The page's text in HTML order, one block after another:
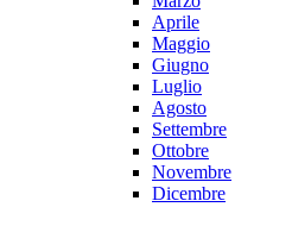
Aprile
Maggio
Giugno
Luglio
Agosto
Settembre
Ottobre
Novembre
Dicembre